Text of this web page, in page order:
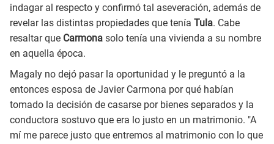
indagar al respecto y confirmó tal aseveración, además de
revelar las distintas propiedades que tenía Tula. Cabe
resaltar que Carmona solo tenía una vivienda a su nombre
en aquella época.
Magaly no dejó pasar la oportunidad y le preguntó a la
entonces esposa de Javier Carmona por qué habían
tomado la decisión de casarse por bienes separados y la
conductora sostuvo que era lo justo en un matrimonio. "A
mí me parece justo que entremos al matrimonio con lo que